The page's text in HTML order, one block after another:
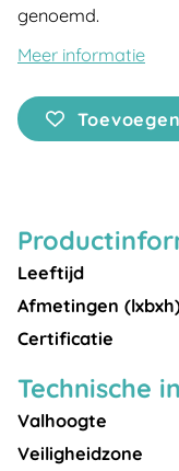
genoemd.
Meer informatie
Leeftijd
Afmetingen
Certificatie
Technische
Valhoogte
Veiligheidzone